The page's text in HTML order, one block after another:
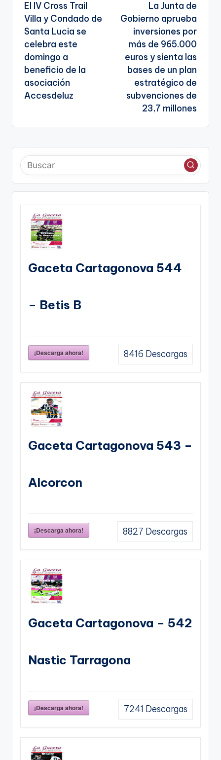
te
de
entradas
El IV Cross Trail
Villa y Condado de
Santa Lucia se
celebra este
domingo a
beneficio de la
asociación
Accesdeluz
La Junta de
Gobierno aprueba
inversiones por
más de 965.000
euros y sienta las
bases de un plan
estratégico de
subvenciones de
23,7 millones
Gaceta Cartagonova 544
– Betis B
¡Descarga ahora! 8416 Descargas
Gaceta Cartagonova 543 –
Alcorcon
¡Descarga ahora! 8827 Descargas
Gaceta Cartagonova – 542
Nastic Tarragona
¡Descarga ahora! 7241 Descargas